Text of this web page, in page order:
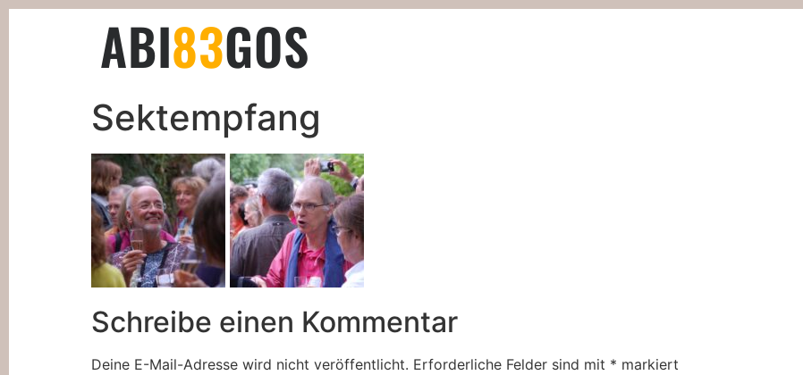
ABI83GOS
Sektempfang
Schreibe einen Kommentar
Deine E-Mail-Adresse wird nicht veröffentlicht. Erforderliche Felder sind mit * markiert